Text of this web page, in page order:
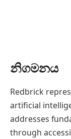
නිගමනය
Redbrick
artificial
addresses
through